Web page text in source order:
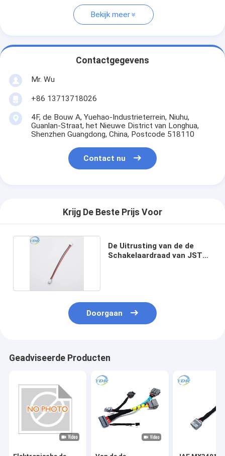
Bekijk meer
Contactgegevens
Mr. Wu
+86 13713718026
4F, de Bouw A, Yuehao-Industrieterrein, Niuhu,
Guanlan-Straat, het Nieuwe District van Longhua,
Shenzhen Guangdong, China, Postcode 518110
Contact nu
Krijg De Beste Prijs Voor
De Uitrusting van de de
Schakelaardraad van JST
Doorgaan
Geadviseerde Producten